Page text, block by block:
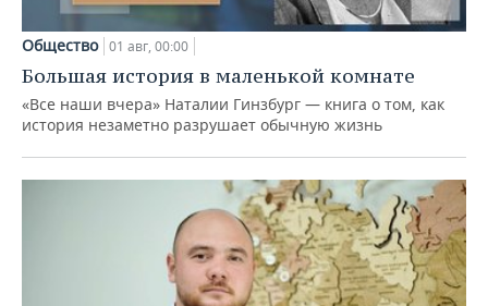
Общество 01 авг, 00:00
Большая история в маленькой комнате
«Все наши вчера» Наталии Гинзбург — книга о том, как
история незаметно разрушает обычную жизнь